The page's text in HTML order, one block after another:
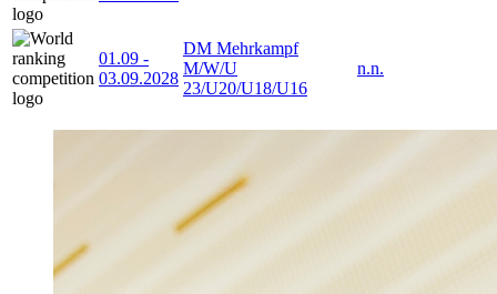
01.09 -
03.09.2028
DM Mehrkampf
M/W/U
23/U20/U18/U16
n.n.